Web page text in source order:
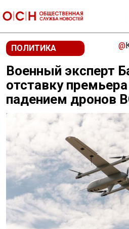
ПОЛИТИКА @
Военный эксперт
отставку
падением дронов